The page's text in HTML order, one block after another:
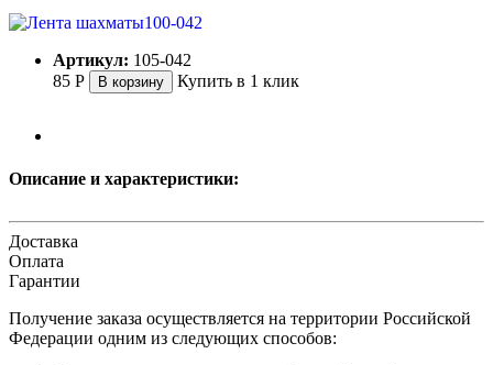
Артикул: 105-042
85 Р В корзину Купить в 1 клик
Описание и характеристики:
Доставка
Оплата
Гарантии
Получение заказа осуществляется на территории Российской
Федерации одним из следующих способов: